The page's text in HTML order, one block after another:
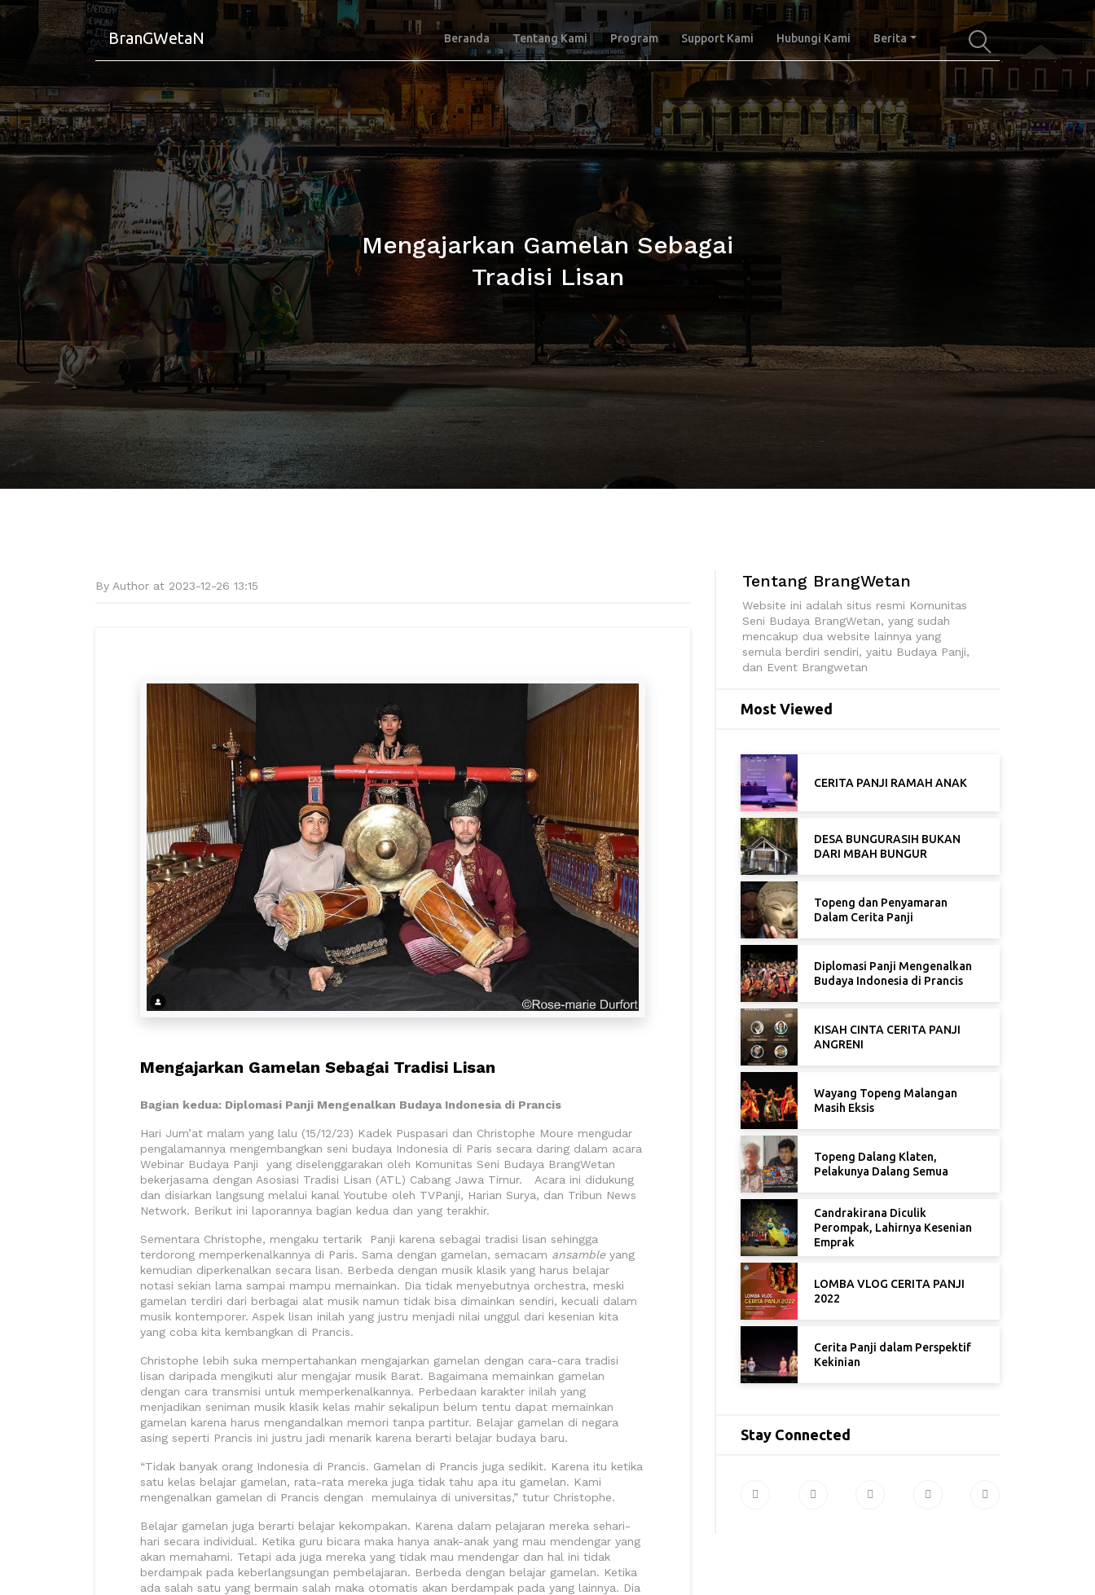
BranGWetaN Beranda Tentang Kami Program Support Kami Hubungi Kami Berita
Mengajarkan Gamelan Sebagai
Tradisi Lisan
By Author at 2023-12-26 13:15
Mengajarkan Gamelan Sebagai Tradisi Lisan
Bagian kedua: Diplomasi Panji Mengenalkan Budaya Indonesia di Prancis
Hari Jum’at malam yang lalu (15/12/23) Kadek Puspasari dan Christophe Moure mengudar
pengalamannya mengembangkan seni budaya Indonesia di Paris secara daring dalam acara
Webinar Budaya Panji yang diselenggarakan oleh Komunitas Seni Budaya BrangWetan
bekerjasama dengan Asosiasi Tradisi Lisan (ATL) Cabang Jawa Timur. Acara ini didukung
dan disiarkan langsung melalui kanal Youtube oleh TVPanji, Harian Surya, dan Tribun News
Network. Berikut ini laporannya bagian kedua dan yang terakhir.
Sementara Christophe, mengaku tertarik Panji karena sebagai tradisi lisan sehingga
terdorong memperkenalkannya di Paris. Sama dengan gamelan, semacam ansambleyang
kemudian diperkenalkan secara lisan. Berbeda dengan musik klasik yang harus belajar
notasi sekian lama sampai mampu memainkan. Dia tidak menyebutnya orchestra, meski
gamelan terdiri dari berbagai alat musik namun tidak bisa dimainkan sendiri, kecuali dalam
musik kontemporer. Aspek lisan inilah yang justru menjadi nilai unggul dari kesenian kita
yang coba kita kembangkan di Prancis.
Christophe lebih suka mempertahankan mengajarkan gamelan dengan cara-cara tradisi
lisan daripada mengikuti alur mengajar musik Barat. Bagaimana memainkan gamelan
dengan cara transmisi untuk memperkenalkannya. Perbedaan karakter inilah yang
menjadikan seniman musik klasik kelas mahir sekalipun belum tentu dapat memainkan
gamelan karena harus mengandalkan memori tanpa partitur. Belajar gamelan di negara
asing seperti Prancis ini justru jadi menarik karena berarti belajar budaya baru.
“Tidak banyak orang Indonesia di Prancis. Gamelan di Prancis juga sedikit. Karena itu ketika
satu kelas belajar gamelan, rata-rata mereka juga tidak tahu apa itu gamelan. Kami
mengenalkan gamelan di Prancis dengan memulainya di universitas,” tutur Christophe.
Belajar gamelan juga berarti belajar kekompakan. Karena dalam pelajaran mereka sehari-
hari secara individual. Ketika guru bicara maka hanya anak-anak yang mau mendengar yang
akan memahami. Tetapi ada juga mereka yang tidak mau mendengar dan hal ini tidak
berdampak pada keberlangsungan pembelajaran. Berbeda dengan belajar gamelan. Ketika
ada salah satu yang bermain salah maka otomatis akan berdampak pada yang lainnya. Dia
Tentang BrangWetan
Website ini adalah situs resmi Komunitas
Seni Budaya BrangWetan, yang sudah
mencakup dua website lainnya yang
semula berdiri sendiri, yaitu Budaya Panji,
dan Event Brangwetan
Most Viewed
CERITA PANJI RAMAH ANAK
DESA BUNGURASIH BUKAN
DARI MBAH BUNGUR
Topeng dan Penyamaran
Dalam Cerita Panji
Diplomasi Panji Mengenalkan
Budaya Indonesia di Prancis
KISAH CINTA CERITA PANJI
ANGRENI
Wayang Topeng Malangan
Masih Eksis
Topeng Dalang Klaten,
Pelakunya Dalang Semua
Candrakirana Diculik
Perompak, Lahirnya Kesenian
Emprak
LOMBA VLOG CERITA PANJI
2022
Cerita Panji dalam Perspektif
Kekinian
Stay Connected